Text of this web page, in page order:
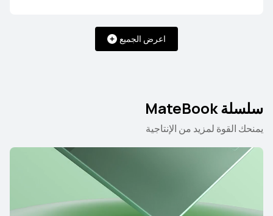
اعرض الجميع
سلسلة MateBook
يمنحك القوة لمزيد من الإنتاجية